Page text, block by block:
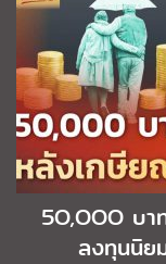
5O,OOO บ
ลงทุนนิย